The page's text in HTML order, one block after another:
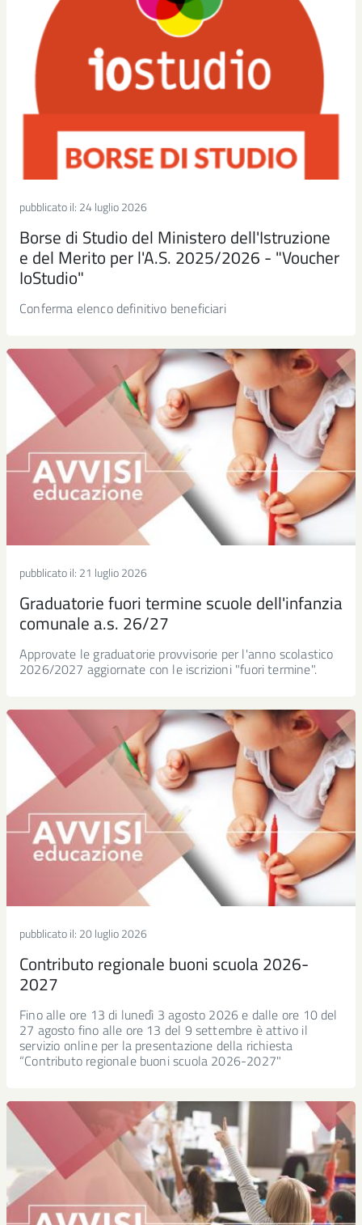
pubblicato il: 24 luglio 2026
Borse di Studio del Ministero dell'Istruzione
e del Merito per l'A.S. 2025/2026 - "Voucher
IoStudio"
Conferma elenco definitivo beneficiari
pubblicato il: 21 luglio 2026
Graduatorie fuori termine scuole dell'infanzia
comunale a.s. 26/27
Approvate le graduatorie provvisorie per l'anno scolastico
2026/2027 aggiornate con le iscrizioni "fuori termine".
pubblicato il: 20 luglio 2026
Contributo regionale buoni scuola 2026-
2027
Fino alle ore 13 di lunedì 3 agosto 2026 e dalle ore 10 del
27 agosto fino alle ore 13 del 9 settembre è attivo il
servizio online per la presentazione della richiesta
“Contributo regionale buoni scuola 2026-2027"